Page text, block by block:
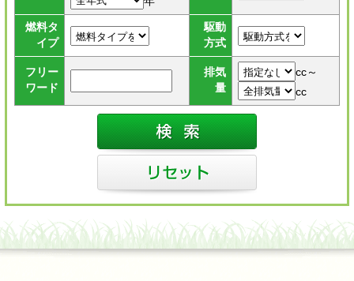
燃料タ
イプ
駆動
方式
フリー
ワード
排気
量
cc～
cc